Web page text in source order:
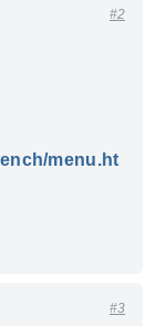
#2
menu.ht
#3